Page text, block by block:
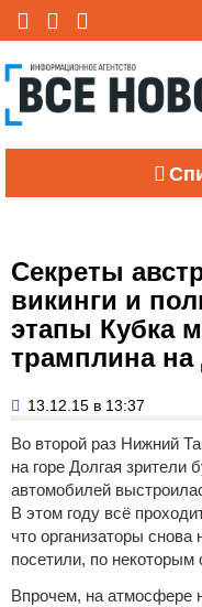
Секреты
викинги и
этапы Кубка
трамплина на
13.12.15 в 13:37
Во второй раз Нижний
на горе Долгая
автомобилей
В этом году всё
что организаторы
посетили, по некоторым
Впрочем, на атмосфере